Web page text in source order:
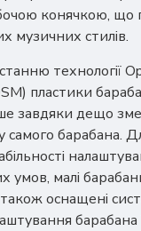
конячкою, що
музичних стилів.
технології
пластики
завдяки дещо
самого барабана.
умов, малі
також оснащені
барабана